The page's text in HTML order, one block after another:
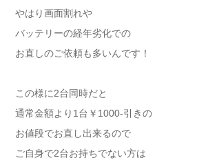
やはり画面割れや
バッテリーの経年劣化での
お直しのご依頼も多いんです！
この様に2台同時だと
通常金額より1台￥1000-引きの
お値段でお直し出来るので
ご自身で2台お持ちでない方は